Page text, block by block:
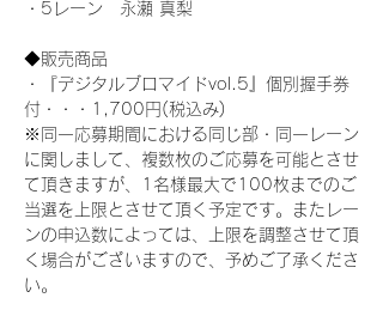
・5レーン　永瀬 真梨
◆販売商品
・『デジタルブロマイドvol.5』個別握手券
付・・・1,700円(税込み)
※同一応募期間における同じ部・同一レーン
に関しまして、複数枚のご応募を可能とさせ
て頂きますが、1名様最大で100枚までのご
当選を上限とさせて頂く予定です。またレー
ンの申込数によっては、上限を調整させて頂
く場合がございますので、予めご了承くださ
い。